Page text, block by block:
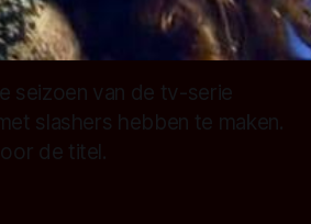
seizoen van de tv-serie
slashers hebben te maken.
de titel.